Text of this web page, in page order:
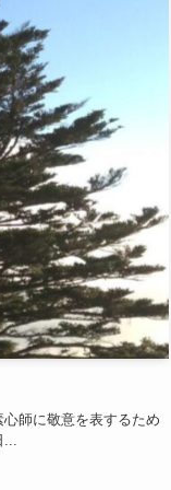
師に敬意を表するため
...